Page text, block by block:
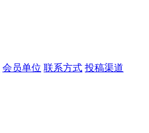
会员单位 联系方式 投稿渠道